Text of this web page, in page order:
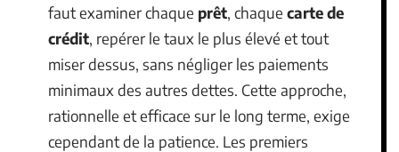
faut examiner chaque prêt, chaque carte de
crédit, repérer le taux le plus élevé et tout
miser dessus, sans négliger les paiements
minimaux des autres dettes. Cette approche,
rationnelle et efficace sur le long terme, exige
cependant de la patience. Les premiers